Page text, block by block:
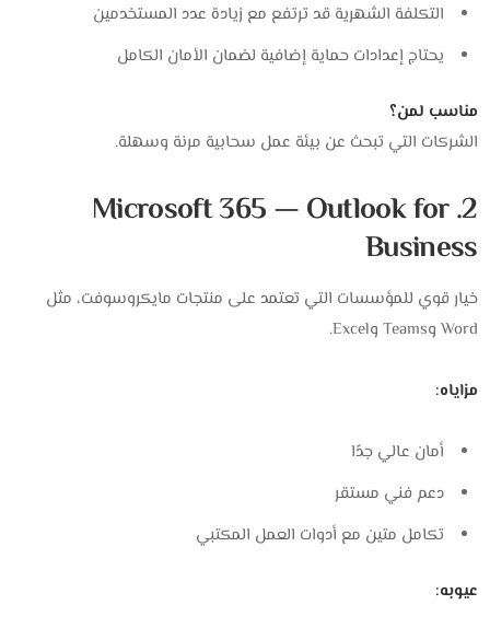
التكلفة الشهرية قد ترتفع مع زيادة عدد المستخدمين
يحتاج إعدادات حماية إضافية لضمان الأمان الكامل
مناسب لمن؟
الشركات التي تبحث عن بيئة عمل سحابية مرنة وسهلة.
2. Microsoft 365 — Outlook for
Business
خيار قوي للمؤسسات التي تعتمد على منتجات مايكروسوفت، مثل
Word وTeams وExcel.
مزاياه:
أمان عالي جدًا
دعم فني مستقر
تكامل متين مع أدوات العمل المكتبي
عيوبه: